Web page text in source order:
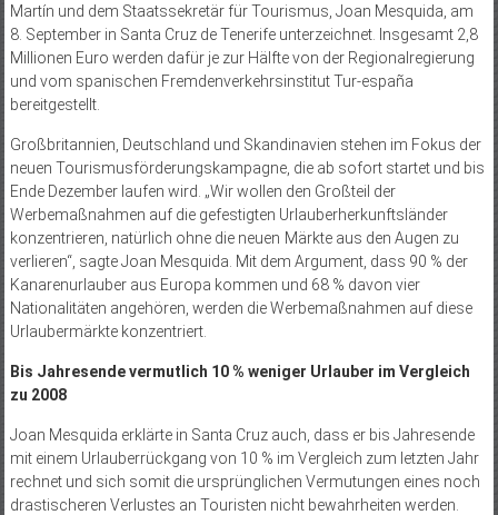
Martín und dem Staatssekretär für Tourismus, Joan Mesquida, am
8. September in Santa Cruz de Tenerife unterzeichnet. Insgesamt 2,8
Millionen Euro werden dafür je zur Hälfte von der Regionalregierung
und vom spanischen Fremdenverkehrsinstitut Tur-españa
bereitgestellt.
Großbritannien, Deutschland und Skandinavien stehen im Fokus der
neuen Tourismusförderungskampagne, die ab sofort startet und bis
Ende Dezember laufen wird. „Wir wollen den Großteil der
Werbemaßnahmen auf die gefes­tigten Urlauberherkunftsländer
konzentrieren, natürlich ohne die neuen Märkte aus den Augen zu
verlieren“, sagte Joan Mesquida. Mit dem Argument, dass 90 % der
Kanarenurlauber aus Europa kommen und 68 % davon vier
Nationalitäten angehören, werden die Werbemaßnahmen auf diese
Urlaubermärkte konzentriert.
Bis Jahresende vermutlich 10 % weniger Urlauber im Vergleich
zu 2008
Joan Mesquida erklärte in Santa Cruz auch, dass er bis Jahresende
mit einem Urlauberrückgang von 10 % im Vergleich zum letzten Jahr
rechnet und sich somit die ursprünglichen Vermutungen eines noch
drastischeren Verlustes an Touristen nicht bewahrheiten werden.